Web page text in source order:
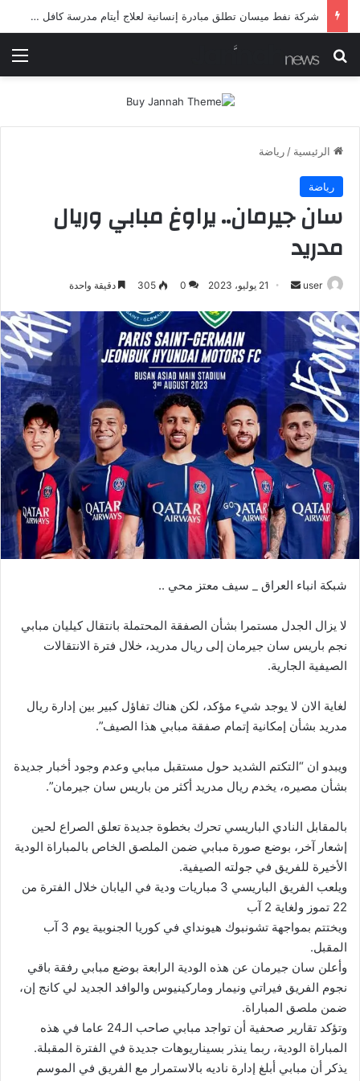
شرطة ميسان تلقي القبض على مطلقي العيارات النارية أثناء تشييع جنائزي في العمارة
بحث عن
الرئيسية / رياضة
رياضة
سان جيرمان.. يراوغ مبابي وريال
مدريد
user
أرسل
21 يوليو، 2023 0
305 دقيقة واحدة
شبكة انباء العراق _ سيف معتز محي ..
لا يزال الجدل مستمرا بشأن الصفقة المحتملة بانتقال كيليان مبابي
نجم باريس سان جيرمان إلى ريال مدريد، خلال فترة الانتقالات
الصيفية الجارية.
لغاية الان لا يوجد شيء مؤكد، لكن هناك تفاؤل كبير بين إدارة ريال
مدريد بشأن إمكانية إتمام صفقة مبابي هذا الصيف”.
ويبدو ان “التكتم الشديد حول مستقبل مبابي وعدم وجود أخبار جديدة
بشأن مصيره، يخدم ريال مدريد أكثر من باريس سان جيرمان”.
بالمقابل النادي الباريسي تحرك بخطوة جديدة تعلق الصراع لحين
إشعار آخر، بوضع صورة مبابي ضمن الملصق الخاص بالمباراة الودية
الأخيرة للفريق في جولته الصيفية.
ويلعب الفريق الباريسي 3 مباريات ودية في اليابان خلال الفترة من
22 تموز ولغاية 2 آب
ويختتم بمواجهة تشونبوك هيونداي في كوريا الجنوبية يوم 3 آب
المقبل.
وأعلن سان جيرمان عن هذه الودية الرابعة بوضع مبابي رفقة باقي
نجوم الفريق فيراتي ونيمار وماركينيوس والوافد الجديد لي كانج إن،
ضمن ملصق المباراة.
وتؤكد تقارير صحفية أن تواجد مبابي صاحب الـ24 عاما في هذه
المباراة الودية، ربما ينذر بسيناريوهات جديدة في الفترة المقبلة.
يذكر أن مبابي أبلغ إدارة ناديه بالاستمرار مع الفريق في الموسم